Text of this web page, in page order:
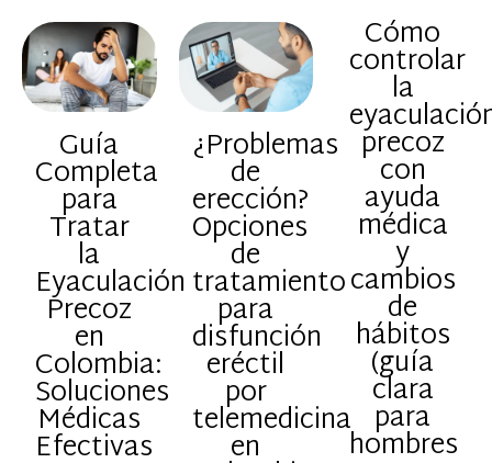
Guía
Completa
para
Tratar
la
Eyaculación
Precoz
en
Colombia:
Soluciones
Médicas
Efectivas
¿Problemas
de
erección?
Opciones
de
tratamiento
para
disfunción
eréctil
por
telemedicina
en
Cómo
controlar
la
precoz
con
ayuda
médica
y
cambios
de
hábitos
(guía
clara
para
hombres